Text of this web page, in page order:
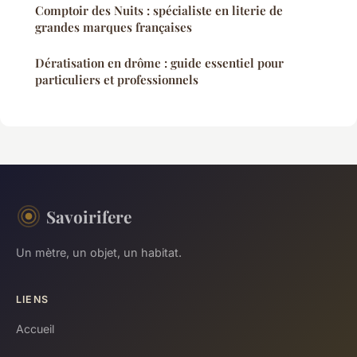
Comptoir des Nuits : spécialiste en literie de
grandes marques françaises
Dératisation en drôme : guide essentiel pour
particuliers et professionnels
Savoirifere
Un mètre, un objet, un habitat.
LIENS
Accueil